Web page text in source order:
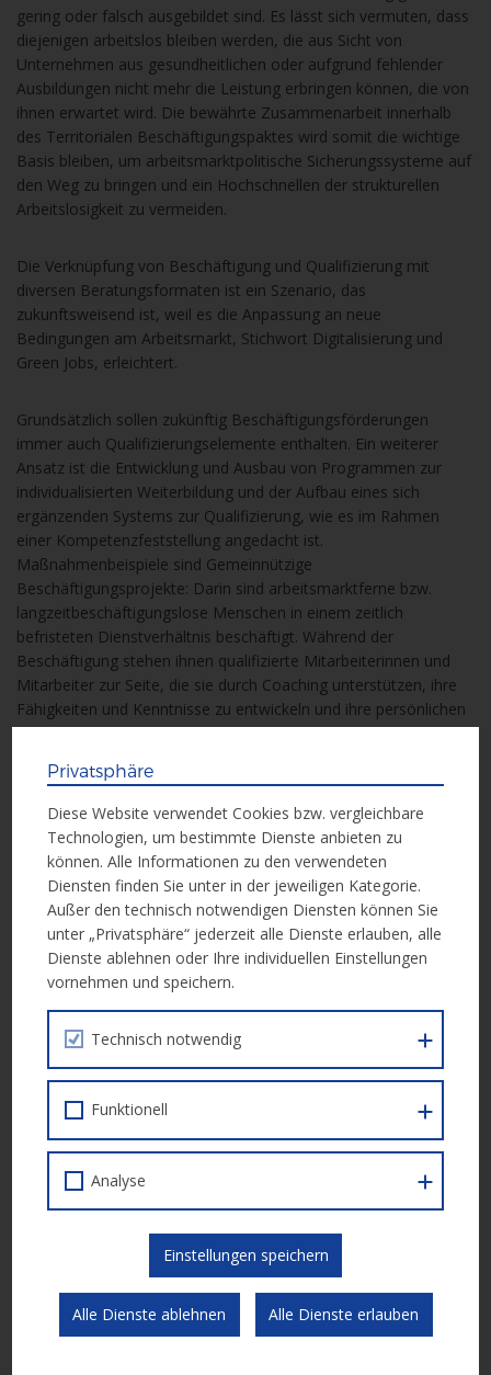
gering oder falsch ausgebildet sind. Es lässt sich vermuten, dass
diejenigen arbeitslos bleiben werden, die aus Sicht von
Unternehmen aus gesundheitlichen oder aufgrund fehlender
Ausbildungen nicht mehr die Leistung erbringen können, die von
ihnen erwartet wird. Die bewährte Zusammenarbeit innerhalb
des Territorialen Beschäftigungspaktes wird somit die wichtige
Basis bleiben, um arbeitsmarktpolitische Sicherungssysteme auf
den Weg zu bringen und ein Hochschnellen der strukturellen
Arbeitslosigkeit zu vermeiden.
Die Verknüpfung von Beschäftigung und Qualifizierung mit
diversen Beratungsformaten ist ein Szenario, das
zukunftsweisend ist, weil es die Anpassung an neue
Bedingungen am Arbeitsmarkt, Stichwort Digitalisierung und
Green Jobs, erleichtert.
Grundsätzlich sollen zukünftig Beschäftigungsförderungen
immer auch Qualifizierungselemente enthalten. Ein weiterer
Ansatz ist die Entwicklung und Ausbau von Programmen zur
individualisierten Weiterbildung und der Aufbau eines sich
ergänzenden Systems zur Qualifizierung, wie es im Rahmen
einer Kompetenzfeststellung angedacht ist.
Maßnahmenbeispiele sind Gemeinnützige
Beschäftigungsprojekte: Darin sind arbeitsmarktferne bzw.
langzeitbeschäftigungslose Menschen in einem zeitlich
befristeten Dienstverhältnis beschäftigt. Während der
Beschäftigung stehen ihnen qualifizierte Mitarbeiterinnen und
Mitarbeiter zur Seite, die sie durch Coaching unterstützen, ihre
Fähigkeiten und Kenntnisse zu entwickeln und ihre persönlichen
sozialen Probleme zu lösen.
Auch Sozialökonomische Betriebe unterstützen die
Reintegration von Arbeitsuchenden mittels des Angebotes
befristeter Dienstverhältnisse und durch eine
sozialpädagogische Begleitung. Ziel ist die Vermittlung in den
ersten Arbeitsmarkt.
Ziel des vorliegenden Fördercalls ist es, Menschen und
Regionen, die vom Übergang zu einer klimaneutralen Wirtschaft
besonders betroffen sind, in der Bewältigung der sozialen,
wirtschaftlichen und ökologischen Auswirkungen dieser
Veränderungen insbesondere in Hinblick auf ihre
Beschäftigungsmöglichkeiten zu unterstützen.
Einreichfrist: 29.09.2025 – 15.10.2025
Förderzeitraum:01.01.2026-31.12.2028
Calldokument (IDEA Nr. 239)
Privatsphäre
Diese Website verwendet Cookies bzw. vergleichbare
Technologien, um bestimmte Dienste anbieten zu
können. Alle Informationen zu den verwendeten
Diensten finden Sie unter in der jeweiligen Kategorie.
Außer den technisch notwendigen Diensten können Sie
unter „Privatsphäre“ jederzeit alle Dienste erlauben, alle
Dienste ablehnen oder Ihre individuellen Einstellungen
vornehmen und speichern.
Technisch notwendig
Funktionell
Analyse
Einstellungen speichern
Alle Dienste ablehnen Alle Dienste erlauben